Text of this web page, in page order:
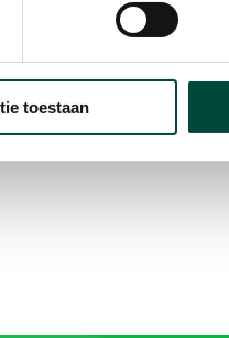
toestaan